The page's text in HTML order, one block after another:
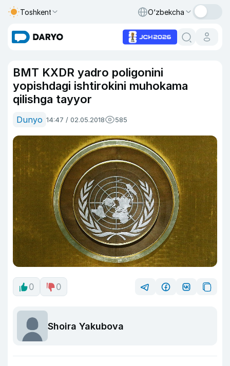
Toshkent O‘zbekcha
BMT KXDR yadro poligonini
yopishdagi ishtirokini muhokama
qilishga tayyor
Dunyo 14:47 / 02.05.2018 585
0 0
Shoira Yakubova